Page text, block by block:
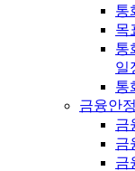
통
목
통
일
통
금융안정
금
금
금